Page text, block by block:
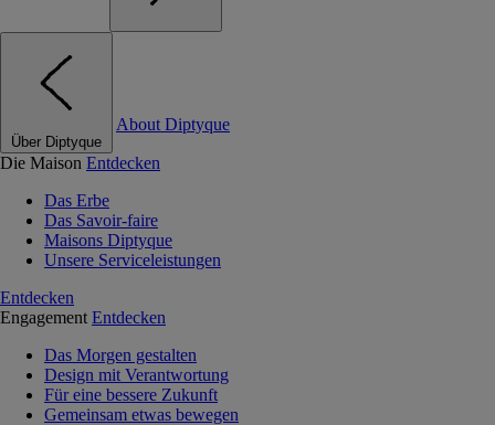
Über Diptyque
About Diptyque
Die Maison Entdecken
Das Erbe
Das Savoir-faire
Maisons Diptyque
Unsere Serviceleistungen
Entdecken
Engagement Entdecken
Das Morgen gestalten
Design mit Verantwortung
Für eine bessere Zukunft
Gemeinsam etwas bewegen